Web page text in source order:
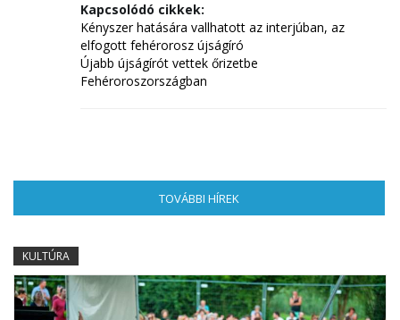
Kapcsolódó cikkek:
Kényszer hatására vallhatott az interjúban, az
elfogott fehérorosz újságíró
Újabb újságírót vettek őrizetbe
Fehéroroszországban
TOVÁBBI HÍREK
KULTÚRA